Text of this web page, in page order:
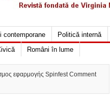
contemporane Politică internă
Români în lume
εφαρμογής Spinfest Comment